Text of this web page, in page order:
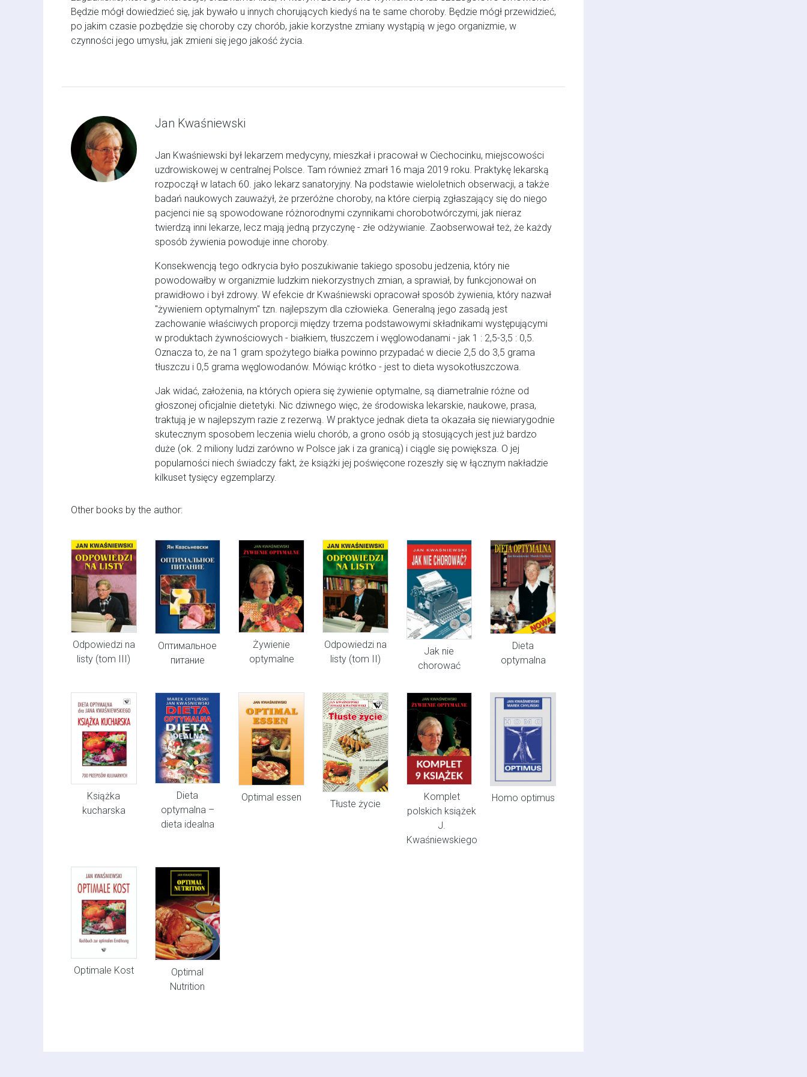
Będzie mógł dowiedzieć się, jak bywało u innych chorujących kiedyś na te same choroby. Będzie mógł przewidzieć,
po jakim czasie pozbędzie się choroby czy chorób, jakie korzystne zmiany wystąpią w jego organizmie, w
czynności jego umysłu, jak zmieni się jego jakość życia.
Jan Kwaśniewski
Jan Kwaśniewski był lekarzem medycyny, mieszkał i pracował w Ciechocinku, miejscowości
uzdrowiskowej w centralnej Polsce. Tam również zmarł 16 maja 2019 roku. Praktykę lekarską
rozpoczął w latach 60. jako lekarz sanatoryjny. Na podstawie wieloletnich obserwacji, a także
badań naukowych zauważył, że przeróżne choroby, na które cierpią zgłaszający się do niego
pacjenci nie są spowodowane różnorodnymi czynnikami chorobotwórczymi, jak nieraz
twierdzą inni lekarze, lecz mają jedną przyczynę - złe odżywianie. Zaobserwował też, że każdy
sposób żywienia powoduje inne choroby.
Konsekwencją tego odkrycia było poszukiwanie takiego sposobu jedzenia, który nie
powodowałby w organizmie ludzkim niekorzystnych zmian, a sprawiał, by funkcjonował on
prawidłowo i był zdrowy. W efekcie dr Kwaśniewski opracował sposób żywienia, który nazwał
"żywieniem optymalnym" tzn. najlepszym dla człowieka. Generalną jego zasadą jest
zachowanie właściwych proporcji między trzema podstawowymi składnikami występującymi
w produktach żywnościowych - białkiem, tłuszczem i węglowodanami - jak 1 : 2,5-3,5 : 0,5.
Oznacza to, że na 1 gram spożytego białka powinno przypadać w diecie 2,5 do 3,5 grama
tłuszczu i 0,5 grama węglowodanów. Mówiąc krótko - jest to dieta wysokotłuszczowa.
Jak widać, założenia, na których opiera się żywienie optymalne, są diametralnie różne od
głoszonej oficjalnie dietetyki. Nic dziwnego więc, że środowiska lekarskie, naukowe, prasa,
traktują je w najlepszym razie z rezerwą. W praktyce jednak dieta ta okazała się niewiarygodnie
skutecznym sposobem leczenia wielu chorób, a grono osób ją stosujących jest już bardzo
duże (ok. 2 miliony ludzi zarówno w Polsce jak i za granicą) i ciągle się powiększa. O jej
popularności niech świadczy fakt, że książki jej poświęcone rozeszły się w łącznym nakładzie
kilkuset tysięcy egzemplarzy.
Other books by the author:
Odpowiedzi na
listy (tom III)
Оптимальное
питание
Żywienie
optymalne
Odpowiedzi na
listy (tom II)
Jak nie
chorować
Dieta
optymalna
Książka
kucharska
Dieta
optymalna –
dieta idealna
Optimal essen
Tłuste życie
Komplet
polskich książek
J.
Kwaśniewskiego
Homo optimus
Optimale Kost
Optimal
Nutrition